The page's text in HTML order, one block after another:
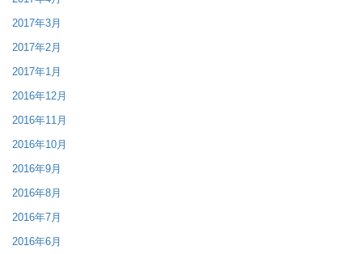
2017年3月
2017年2月
2017年1月
2016年12月
2016年11月
2016年10月
2016年9月
2016年8月
2016年7月
2016年6月